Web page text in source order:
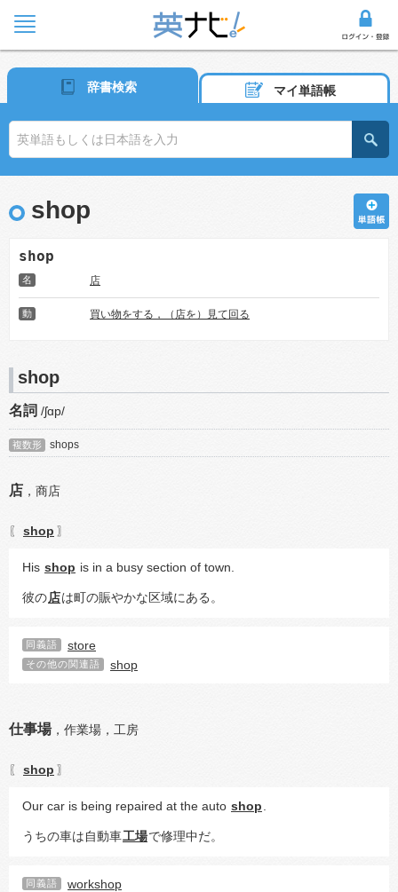
辞書検索 マイ単語帳
shop
shop
名 店
動 買い物をする，（店を）見て回る
shop
名詞 /ʃɑp/
複数形 shops
店 ， 商店
〖 shop 〗
His shop is in a busy section of town.
彼の店は町の賑やかな区域にある。
同義語 store
その他の関連語 shop
仕事場， 作業場， 工房
〖 shop 〗
Our car is being repaired at the auto shop
うちの車は自動車工場で修理中だ。
同義語 workshop